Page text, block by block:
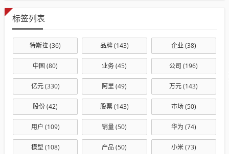
标签列表
特斯拉(36) 品牌(143) 企业(38)
中国 (80) 业务(45) 公司 (196)
亿元(330) 阿里 (49) 万元(143)
股份(42) 股票(143) 市场(50)
用户 (109) 销量(50) 华为 (74)
模型 (108) 产品 (50) 小米(73)